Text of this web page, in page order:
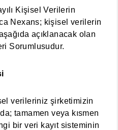
Kişisel Verilerin
Nexans; kişisel verilerin
açıklanacak olan
Sorumlusudur.
verileriniz şirketimizin
tamamen veya kısmen
bir veri kayıt sisteminin